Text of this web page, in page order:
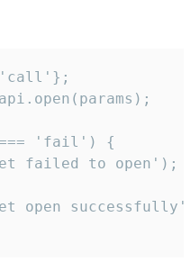
'call'};
'fail') {
failed to open');
open